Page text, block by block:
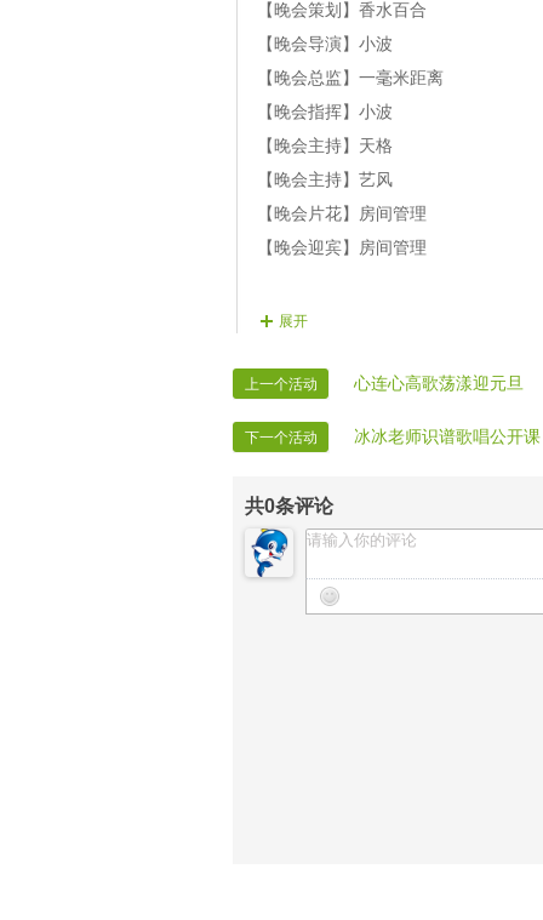
【17号演员天生】演唱：《把你放心上
【18号演员站猪】演唱：《朋友的心》
【19号演员中国娃娃】演唱：《今夜无
【晚会策划】香水百合
【晚会导演】小波
【晚会总监】一毫米距离
【晚会指挥】小波
【晚会主持】天格
【晚会主持】艺风
【晚会片花】房间管理
【晚会迎宾】房间管理
展开
上一个活动 心连心高歌荡漾迎元旦
下一个活动 冰冰老师识谱歌唱公开课
共0条评论